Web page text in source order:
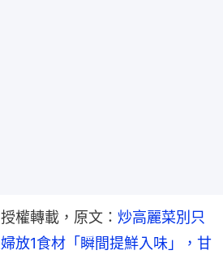
授權轉載，原文： 炒高麗菜別只
放1食材「瞬間提鮮入味」，甘